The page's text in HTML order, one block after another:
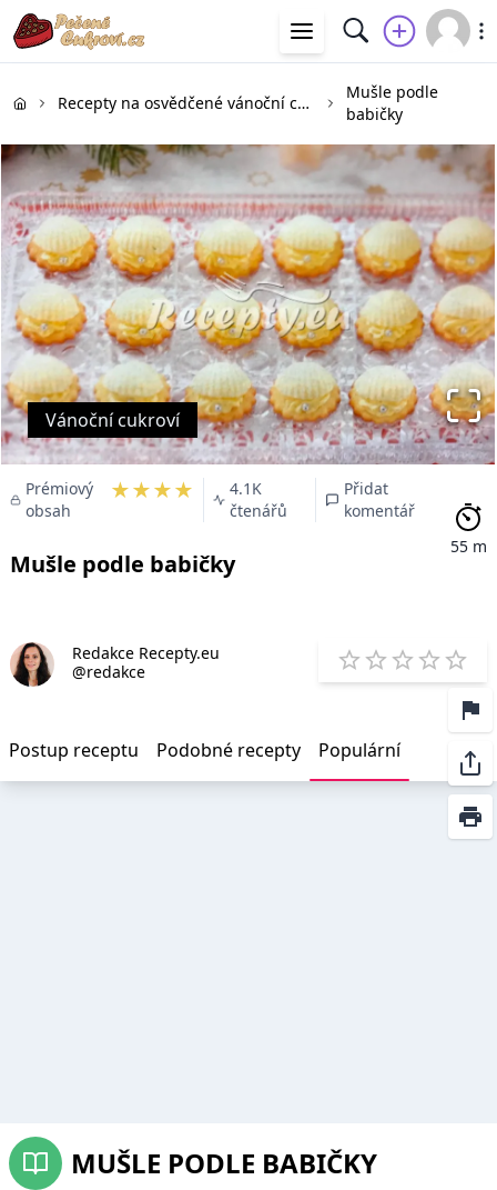
Recepty na osvědčené vánoční cukroví
Mušle podle
babičky
Vánoční cukroví
Prémiový
obsah
★★★★
4.1K
čtenářů
Přidat
komentář
Mušle podle babičky
55 m
Redakce Recepty.eu
@redakce
1 Star
2 Stars
3 Stars
4 5
Postup receptu Podobné recepty Populární
MUŠLE PODLE BABIČKY